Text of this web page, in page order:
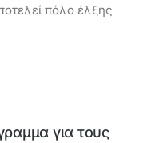
πόλο έλξης
για τους